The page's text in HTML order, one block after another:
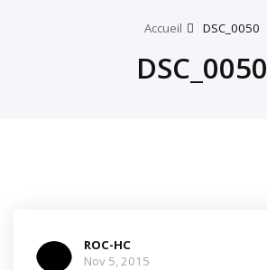
Accueil DSC_0050
DSC_0050
ROC-HC
Nov 5, 2015